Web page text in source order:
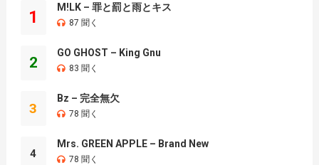
1
M!LK – 罪と罰と雨とキス
87 聞く
2
GO GHOST – King Gnu
83 聞く
3
Bz – 完全無欠
78 聞く
4
Mrs. GREEN APPLE – Brand New
78 聞く